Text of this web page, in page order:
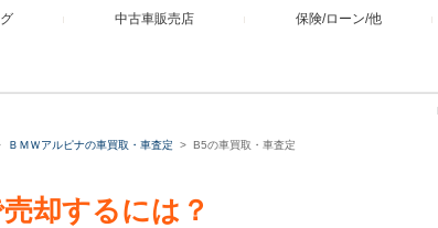
中古車販売店 保険/ローン/他
ＢＭＷアルピナの車買取・車査定 B5の車買取・車査定
却するには？